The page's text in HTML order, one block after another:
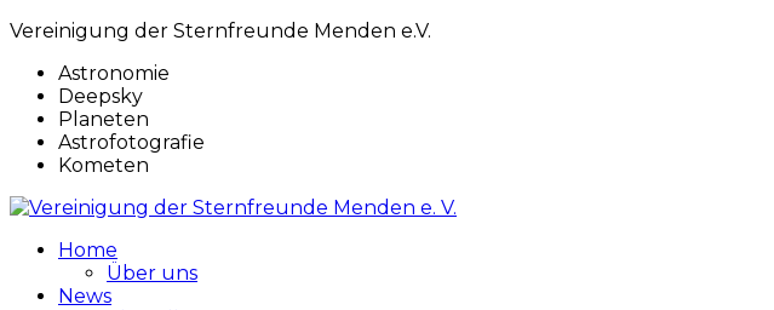
Vereinigung der Sternfreunde Menden e.V.
Astronomie
Deepsky
Planeten
Astrofotografie
Kometen
Home
Über uns
News